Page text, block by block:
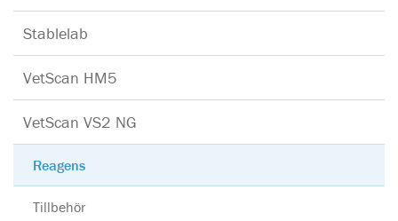
Stablelab
VetScan HM5
VetScan VS2 NG
Reagens
Tillbehör